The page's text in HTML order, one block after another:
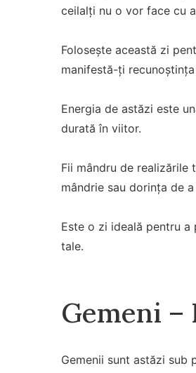
ceilalți nu o vor face cu
Folosește această zi
manifestă-ți
Energia de astăzi este
durată în viitor.
Fii mândru de realizările
mândrie sau dorința de
Este o zi ideală pentru
tale.
Gemeni –
Gemenii sunt astăzi sub